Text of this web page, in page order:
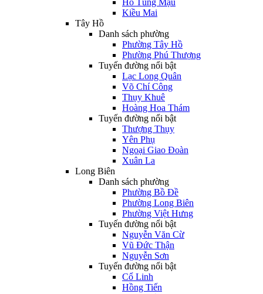
Hồ Tùng Mậu
Kiều Mai
Tây Hồ
Danh sách phường
Phường Tây Hồ
Phường Phú Thượng
Tuyến đường nổi bật
Lạc Long Quân
Võ Chí Công
Thụy Khuê
Hoàng Hoa Thám
Tuyến đường nổi bật
Thượng Thụy
Yên Phụ
Ngoại Giao Đoàn
Xuân La
Long Biên
Danh sách phường
Phường Bồ Đề
Phường Long Biên
Phường Việt Hưng
Tuyến đường nổi bật
Nguyễn Văn Cừ
Vũ Đức Thận
Nguyễn Sơn
Tuyến đường nổi bật
Cổ Linh
Hồng Tiến